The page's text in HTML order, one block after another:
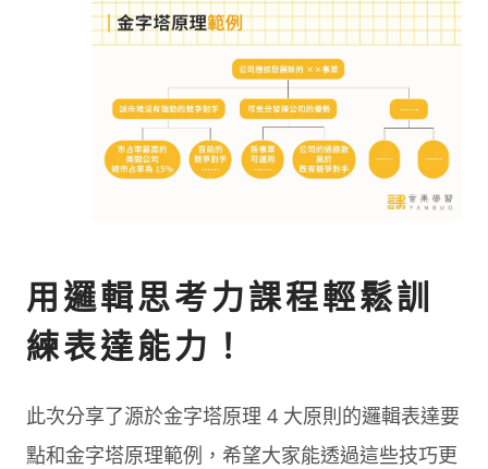
用邏輯思考力課程輕鬆訓
練表達能力！
此次分享了源於金字塔原理 4 大原則的邏輯表達要
點和金字塔原理範例，希望大家能透過這些技巧更